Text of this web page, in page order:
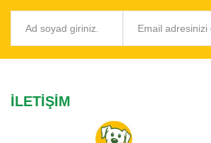
İLETIŞIM